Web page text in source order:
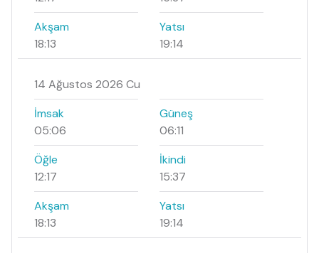
Akşam
18:13
Yatsı
19:14
14 Ağustos 2026 Cu
İmsak
05:06
Güneş
06:11
Öğle
12:17
İkindi
15:37
Akşam
18:13
Yatsı
19:14